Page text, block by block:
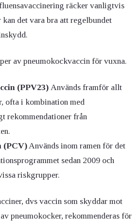
räcker vanligtvis
kan det vara bra att regelbundet
av pneumokockvaccin för vuxna.
(PPV23) Används framför allt
ofta i kombination med
rekommendationer från
(PCV)Används inom ramen för det
sedan 2009 och
riskgrupper.
dvs vaccin som skyddar mot
pneumokocker, rekommenderas för